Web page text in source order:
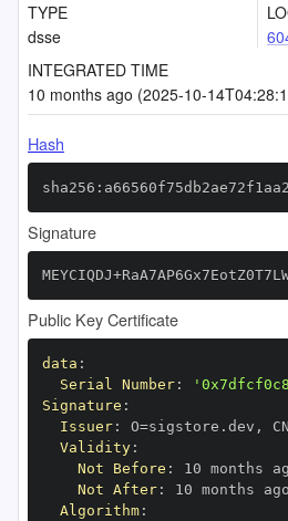
TYPE
dsse
INTEGRATED TIME
10 months ago (2025-10-
Hash
Signature
Public Key Certificate
data :
Serial Number:
Signature :
Issuer: O=sigstore.dev ,
Validity:
Not Before : 10 months
Not After: 10 months
Algorithm: